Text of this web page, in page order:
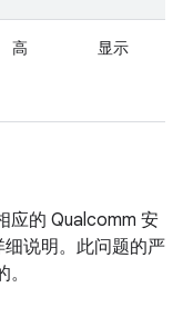
高 显示
应的 Qualcomm 安
说明。此问题的严